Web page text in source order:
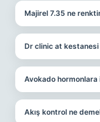
Majirel 7.35 ne
Dr clinic at kestanesi
Avokado hormonlara
Akış kontrol ne